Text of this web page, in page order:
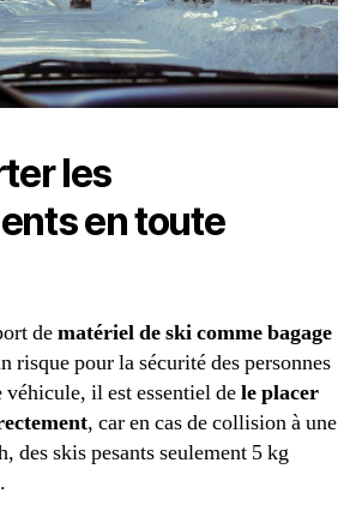
les
en toute
dematériel de ski comme bagage
risque pour la sécurité des personnes
véhicule, il est essentiel dele placer
, car en cas de collision à une
des skis pesants seulement 5 kg